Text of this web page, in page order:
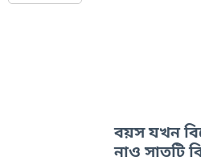
বয়স যখন
নাও সাতটি